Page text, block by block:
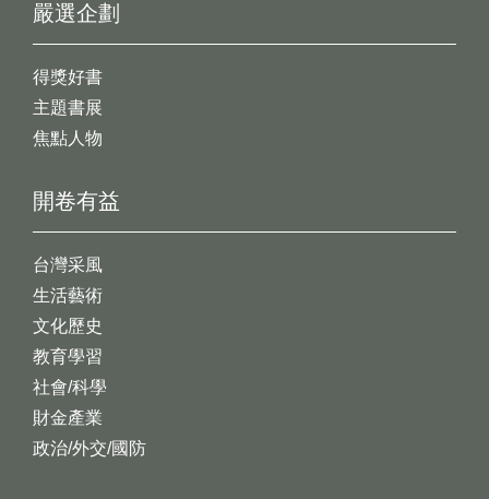
開卷有益
台灣采風
生活藝術
文化歷史
教育學習
社會/科學
財金產業
政治/外交/國防
嚴選企劃
得獎好書
主題書展
焦點人物